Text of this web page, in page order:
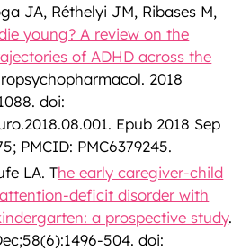
JA, Réthelyi JM, Ribases M,
young? A review on the
of ADHD across the
2018
doi:
Epub 2018 Sep
PMCID: PMC6379245.
LA. The early caregiver-child
deficit disorder with
a prospective study.
504. doi: